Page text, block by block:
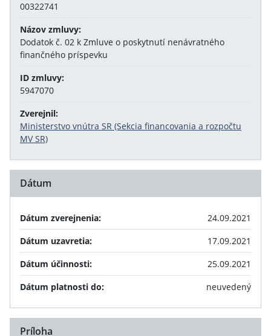
00322741
Názov zmluvy:
Dodatok č. 02 k Zmluve o poskytnutí nenávratného
finančného príspevku
ID zmluvy:
5947070
Zverejnil:
Ministerstvo vnútra SR (Sekcia financovania a rozpočtu
MV SR)
Dátum
Dátum zverejnenia:
24.09.2021
Dátum uzavretia:
17.09.2021
Dátum účinnosti:
25.09.2021
Dátum platnosti do:
neuvedený
Príloha